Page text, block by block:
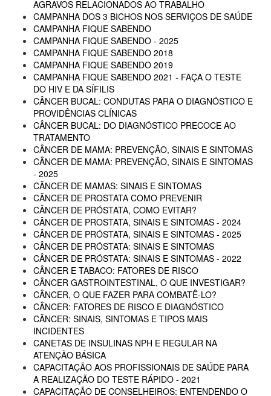
AGRAVOS RELACIONADOS AO TRABALHO
CAMPANHA DOS 3 BICHOS NOS SERVIÇOS DE SAÚDE
CAMPANHA FIQUE SABENDO
CAMPANHA FIQUE SABENDO - 2025
CAMPANHA FIQUE SABENDO 2018
CAMPANHA FIQUE SABENDO 2019
CAMPANHA FIQUE SABENDO 2021 - FAÇA O TESTE
DO HIV E DA SÍFILIS
CÂNCER BUCAL: CONDUTAS PARA O DIAGNÓSTICO E
PROVIDÊNCIAS CLÍNICAS
CÂNCER BUCAL: DO DIAGNÓSTICO PRECOCE AO
TRATAMENTO
CÂNCER DE MAMA: PREVENÇÃO, SINAIS E SINTOMAS
CÂNCER DE MAMA: PREVENÇÃO, SINAIS E SINTOMAS
- 2025
CÂNCER DE MAMAS: SINAIS E SINTOMAS
CÂNCER DE PROSTATA COMO PREVENIR
CÂNCER DE PRÓSTATA, COMO EVITAR?
CÂNCER DE PROSTATA, SINAIS E SINTOMAS - 2024
CÂNCER DE PRÓSTATA, SINAIS E SINTOMAS - 2025
CÂNCER DE PRÓSTATA: SINAIS E SINTOMAS
CÂNCER DE PRÓSTATA: SINAIS E SINTOMAS - 2022
CÂNCER E TABACO: FATORES DE RISCO
CÂNCER GASTROINTESTINAL, O QUE INVESTIGAR?
CÂNCER, O QUE FAZER PARA COMBATÊ-LO?
CÂNCER: FATORES DE RISCO E DIAGNÓSTICO
CÂNCER: SINAIS, SINTOMAS E TIPOS MAIS
INCIDENTES
CANETAS DE INSULINAS NPH E REGULAR NA
ATENÇÃO BÁSICA
CAPACITAÇÃO AOS PROFISSIONAIS DE SAÚDE PARA
A REALIZAÇÃO DO TESTE RÁPIDO - 2021
CAPACITAÇÃO DE CONSELHEIROS: ENTENDENDO O